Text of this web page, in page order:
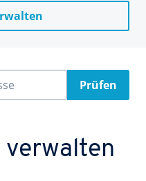
Prüfen
verwalten